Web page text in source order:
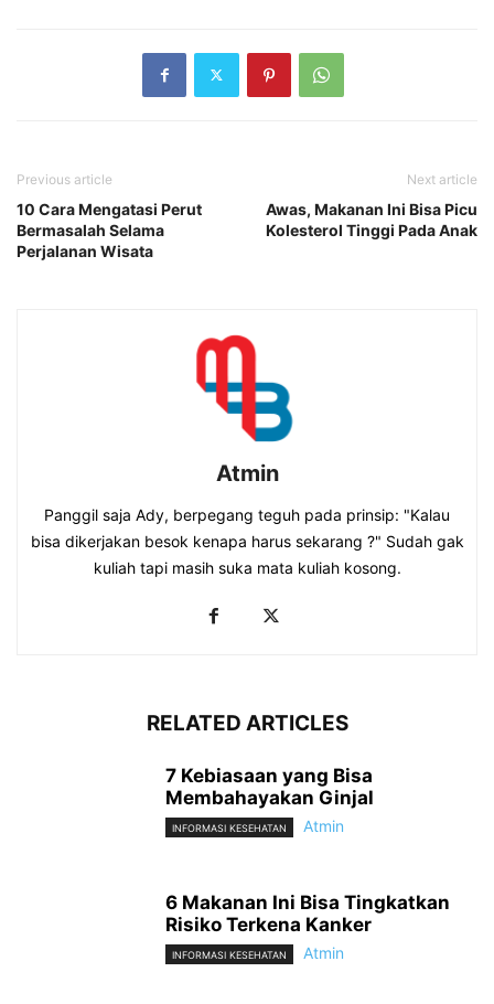
Previous article
10 Cara Mengatasi Perut
Bermasalah Selama
Perjalanan Wisata
Next article
Awas, Makanan Ini Bisa Picu
Kolesterol Tinggi Pada Anak
Atmin
Panggil saja Ady, berpegang teguh pada prinsip: "Kalau
bisa dikerjakan besok kenapa harus sekarang ?" Sudah gak
kuliah tapi masih suka mata kuliah kosong.
RELATED ARTICLES
7 Kebiasaan yang Bisa
Membahayakan Ginjal
INFORMASI KESEHATAN Atmin
6 Makanan Ini Bisa Tingkatkan
Risiko Terkena Kanker
INFORMASI KESEHATAN Atmin